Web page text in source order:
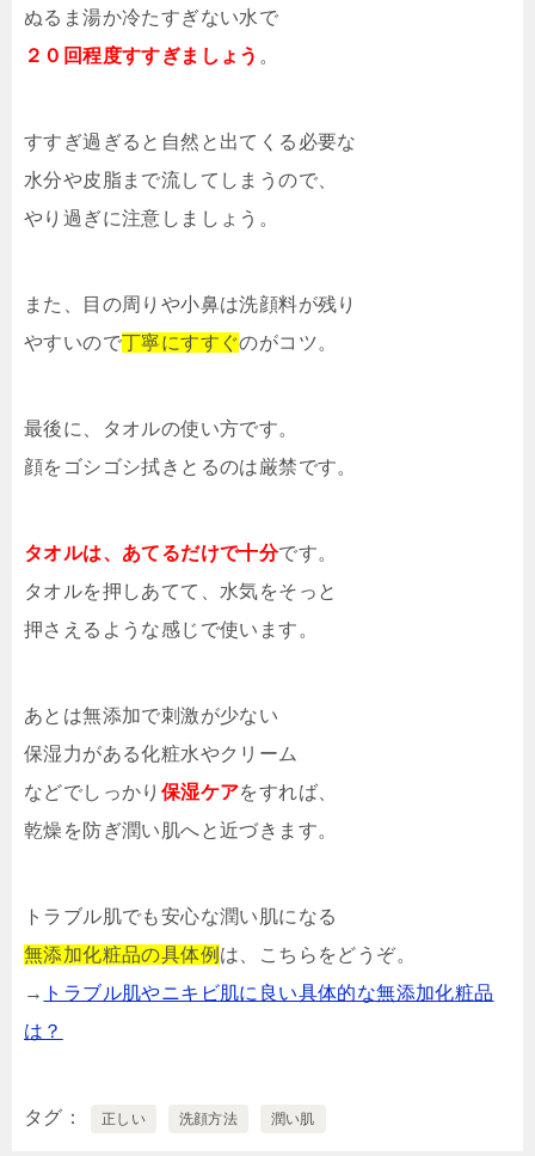
ぬるま湯か冷たすぎない水で
２０回程度すすぎましょう 。
すすぎ過ぎると自然と出てくる必要な
水分や皮脂まで流してしまうので、
やり過ぎに注意しましょう。
また、目の周りや小鼻は洗顔料が残り
やすいので丁寧にすすぐのがコツ。
最後に、タオルの使い方です。
顔をゴシゴシ拭きとるのは厳禁です。
タオルは、あてるだけで十分です。
タオルを押しあてて、水気をそっと
押さえるような感じで使います。
あとは無添加で刺激が少ない
保湿力がある化粧水やクリーム
などでしっかり 保湿ケアをすれば、
乾燥を防ぎ潤い肌へと近づきます。
トラブル肌でも安心な潤い肌になる
無添加化粧品の具体例 は、こちらをどうぞ。
→ トラブル肌やニキビ肌に良い具体的な無添加化粧品
は？
タグ 正しい 洗顔方法 潤い肌